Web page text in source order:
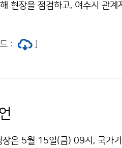
현장을 점검하고, 여수시 관계
:
장은 5월 15일(금) 09시, 국가